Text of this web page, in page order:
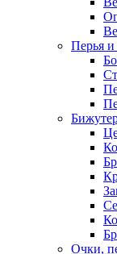
Перья и
Очки,